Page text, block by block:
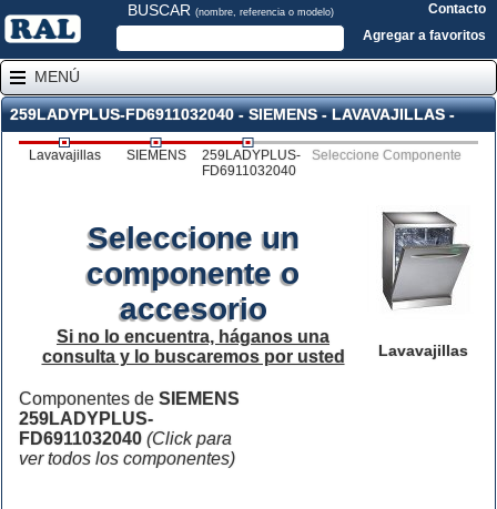
BUSCAR (nombre, referencia o modelo)
Contacto
Agregar a favoritos
MENÚ
259LADYPLUS-FD6911032040 - SIEMENS - LAVAVAJILLAS -
Lavavajillas SIEMENS
259LADYPLUS-
FD6911032040
Seleccione Componente
Lavavajillas
Seleccione un
componente o
accesorio
Si no lo encuentra, háganos una
consulta y lo buscaremos por usted
Componentes de SIEMENS
259LADYPLUS-
FD6911032040 (Click para
ver todos los componentes)